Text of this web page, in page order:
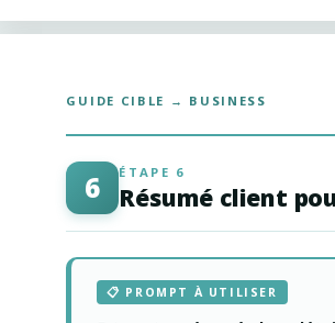
GUIDE CIBLE → BUSINESS
6 ÉTAPE 6
Résumé client
📋 PROMPT À UTILISER